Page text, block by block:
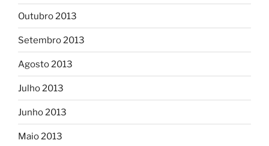
Outubro 2013
Setembro 2013
Agosto 2013
Julho 2013
Junho 2013
Maio 2013